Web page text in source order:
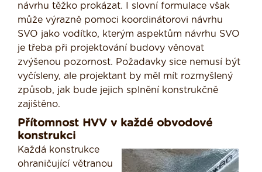
návrhu těžko prokázat. I slovní formulace však
může výrazně pomoci koordinátorovi návrhu
SVO jako vodítko, kterým aspektům návrhu SVO
je třeba při projektování budovy věnovat
zvýšenou pozornost. Požadavky sice nemusí být
vyčísleny, ale projektant by měl mít rozmyšlený
způsob, jak bude jejich splnění konstrukčně
zajištěno.
Přítomnost HVV v každé obvodové
konstrukci
Každá konstrukce
ohraničující větranou